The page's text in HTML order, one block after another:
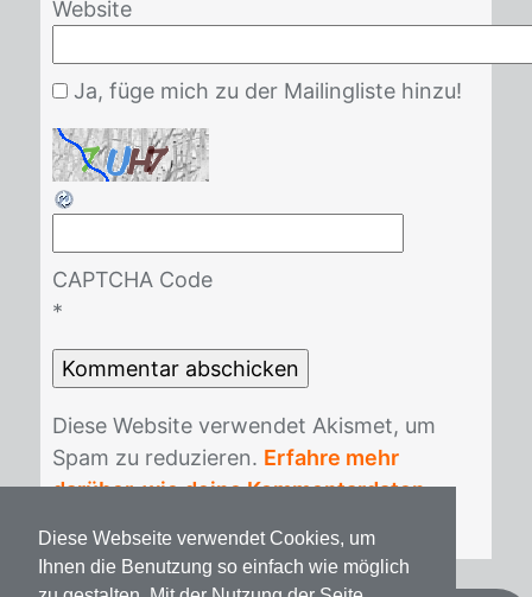
Diese Webseite verwendet Cookies, um
Ihnen die Benutzung so einfach wie möglich
Website
Ja, füge mich zu der Mailingliste hinzu!
CAPTCHA Code
*
Die­se Web­site ver­wen­det Akis­met, um
Spam zu re­du­zie­ren. Erfahre mehr
darüber, wie deine Kommentardaten